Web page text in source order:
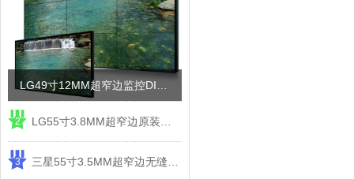
2
3